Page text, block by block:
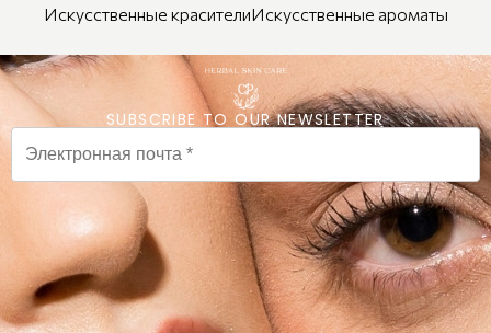
Искусственные красителиИскусственные ароматы
SUBSCRIBE TO OUR NEWSLETTER